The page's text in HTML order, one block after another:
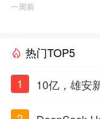
一周前
热门TOP5
1
10亿，雄安